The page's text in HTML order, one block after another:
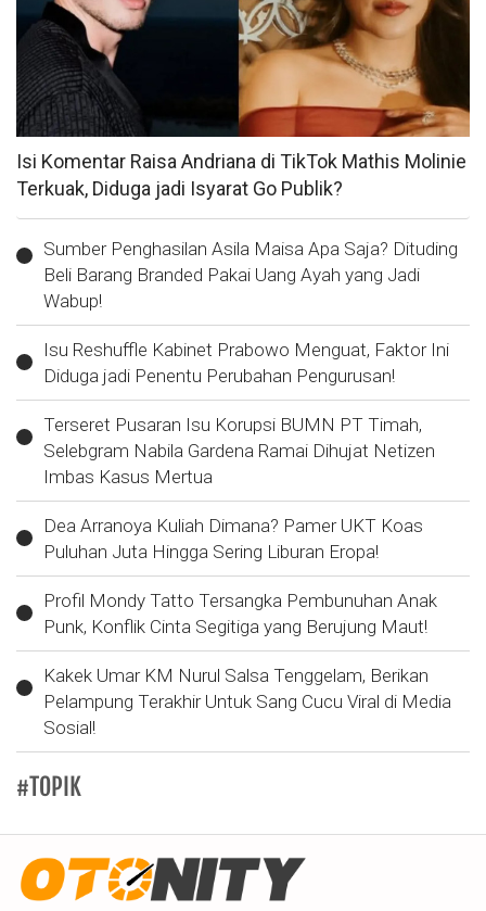
Isi Komentar Raisa Andriana di TikTok Mathis Molinie
Terkuak, Diduga jadi Isyarat Go Publik?
Sumber Penghasilan Asila Maisa Apa Saja? Dituding
Beli Barang Branded Pakai Uang Ayah yang Jadi
Wabup!
Isu Reshuffle Kabinet Prabowo Menguat, Faktor Ini
Diduga jadi Penentu Perubahan Pengurusan!
Terseret Pusaran Isu Korupsi BUMN PT Timah,
Selebgram Nabila Gardena Ramai Dihujat Netizen
Imbas Kasus Mertua
Dea Arranoya Kuliah Dimana? Pamer UKT Koas
Puluhan Juta Hingga Sering Liburan Eropa!
Profil Mondy Tatto Tersangka Pembunuhan Anak
Punk, Konflik Cinta Segitiga yang Berujung Maut!
Kakek Umar KM Nurul Salsa Tenggelam, Berikan
Pelampung Terakhir Untuk Sang Cucu Viral di Media
Sosial!
#TOPIK